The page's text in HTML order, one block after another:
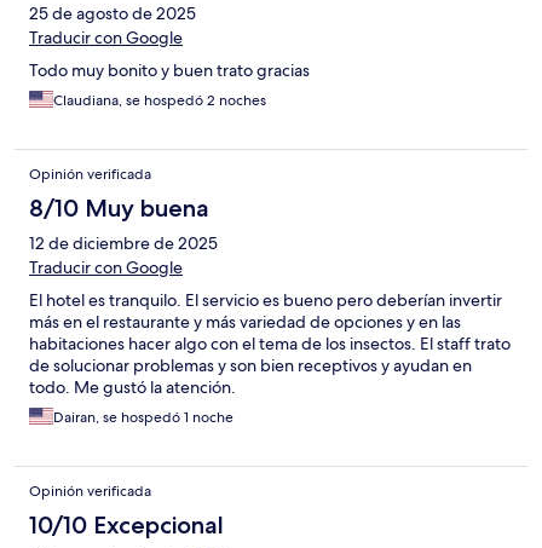
25 de agosto de 2025
Traducir con Google
Todo muy bonito y buen trato gracias
Claudiana, se hospedó 2 noches
Opinión verificada
8/10 Muy buena
12 de diciembre de 2025
Traducir con Google
El hotel es tranquilo. El servicio es bueno pero deberían invertir
más en el restaurante y más variedad de opciones y en las
habitaciones hacer algo con el tema de los insectos. El staff trato
de solucionar problemas y son bien receptivos y ayudan en
todo. Me gustó la atención.
Dairan, se hospedó 1 noche
Opinión verificada
10/10 Excepcional